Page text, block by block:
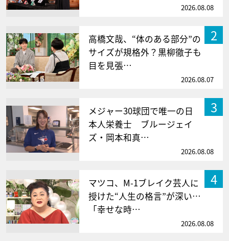
2026.08.08
2
高橋文哉、“体のある部分”の
サイズが規格外？黒柳徹子も
目を見張…
2026.08.07
3
メジャー30球団で唯一の日
本人栄養士 ブルージェイ
ズ・岡本和真…
2026.08.08
4
マツコ、M-1ブレイク芸人に
授けた“人生の格言”が深い…
「幸せな時…
2026.08.08